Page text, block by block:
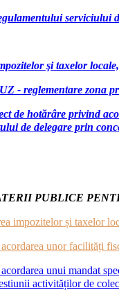
serviciului
şi taxelor
- reglementare zona
de hotărâre privind
de delegare prin
PUBLICE
impozitelor și taxelor
unor facilități
unui mandat
activităților de